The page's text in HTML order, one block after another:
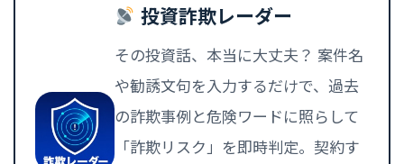
投資詐欺レーダー
その投資話、本当に大丈夫？ 案件名
や勧誘文句を入力するだけで、過去
の詐欺事例と危険ワードに照らして
「詐欺リスク」を即時判定。契約す